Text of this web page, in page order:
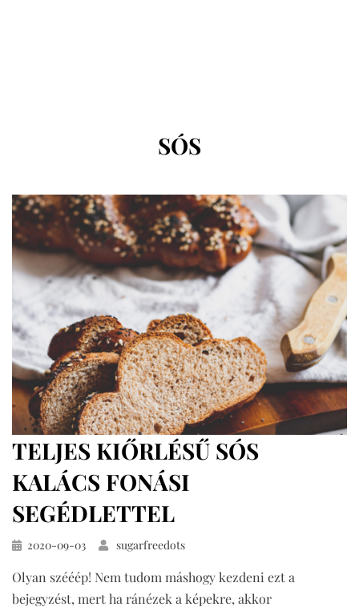
CÍMKE
:
SÓS
TELJES KIŐRLÉSŰ SÓS
KALÁCS FONÁSI
SEGÉDLETTEL
Közzétéve
2020-09-03 sugarfreedots
Olyan szééép! Nem tudom máshogy kezdeni ezt a
bejegyzést, mert ha ránézek a képekre, akkor